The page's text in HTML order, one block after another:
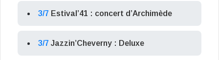
3/7 Estival’41 : concert d’Archimède
3/7 Jazzin’Cheverny : Deluxe